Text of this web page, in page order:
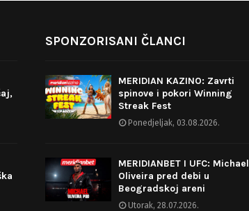
s
p
a
n
SPONZORISANI ČLANCI
MERIDIAN KAZINO: Zavrti
spinove i pokori Winning
Streak Fest
Ponedjeljak, 03.08.2026.
MERIDIANBET I UFC: Michael
Oliveira pred debi u
Beogradskoj areni
Utorak, 28.07.2026.